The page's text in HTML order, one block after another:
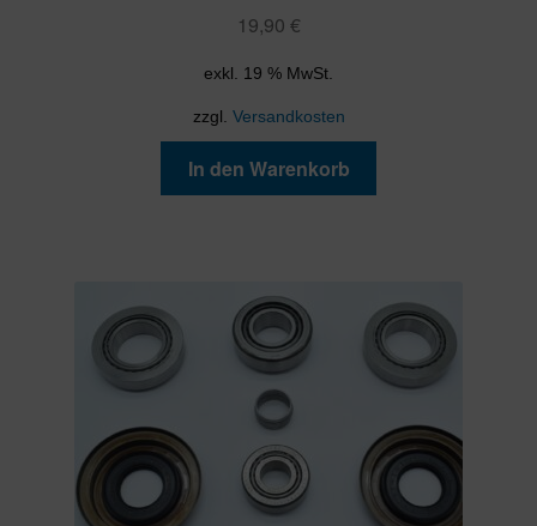
19,90 €
exkl. 19 % MwSt.
zzgl. Versandkosten
In den Warenkorb